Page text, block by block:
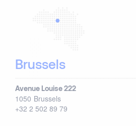
Brussels
Avenue Louise 222
1050 Brussels
+32 2 502 89 79